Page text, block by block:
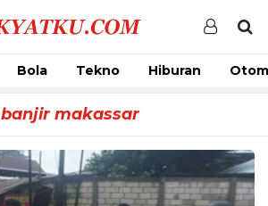
Bola Tekno Hiburan
banjir makassar